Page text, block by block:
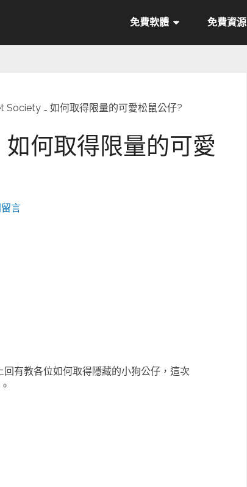
免費軟體 免費資源
Society … 如何取得限量的可愛松鼠公仔?
何取得限量的可愛
言
有教各位如何取得隱藏的小狗公仔，這次